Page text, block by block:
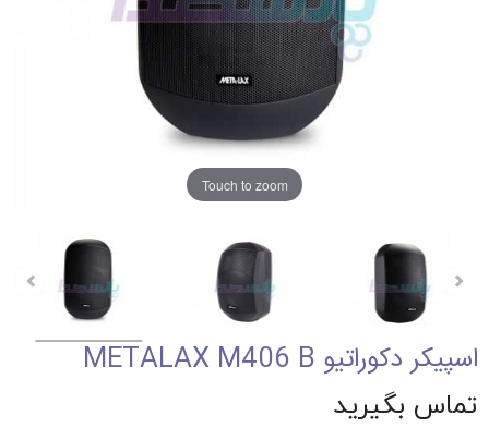
Touch to zoom
اسپیکر دکوراتیو METALAX M406 B
تماس بگیرید